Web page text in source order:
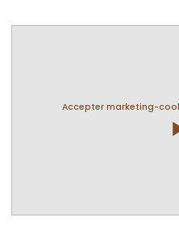
Accepter marketing-